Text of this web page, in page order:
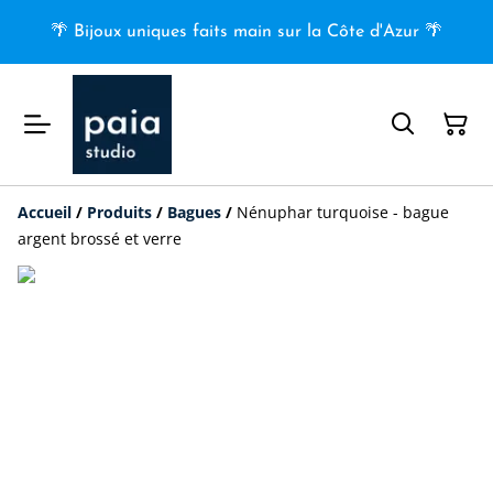
🌴 Bijoux uniques faits main sur la Côte d'Azur 🌴
Accueil / Produits / Bagues / Nénuphar turquoise - bague
argent brossé et verre